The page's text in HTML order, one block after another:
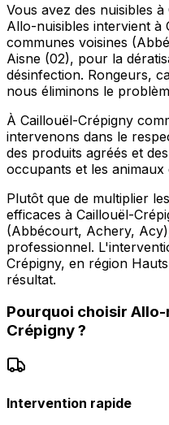
Vous avez des nuisibles
Allo-nuisibles intervient à
communes voisines
Aisne (02), pour la
désinfection. Rongeurs,
nous éliminons le
À Caillouël-Crépigny
intervenons dans le
des produits agréés et
occupants et les animaux
Plutôt que de multiplier
efficaces à Caillouël-
(Abbécourt, Achery,
professionnel.
Crépigny, en région
résultat.
Pourquoi choisir Allo-
Crépigny?
Intervention rapide